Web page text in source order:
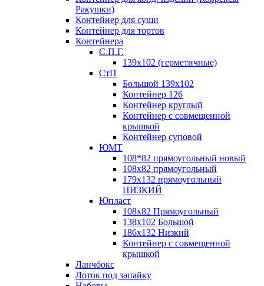
Ракушки)
Контейнер для суши
Контейнер для тортов
Контейнера
С.П.Г.
139х102 (герметичные)
СтП
Большой 139х102
Контейнер 126
Контейнер круглый
Контейнер с совмещенной
крышкой
Контейнер суповой
ЮМТ
108*82 прямоугольный новый
108х82 прямоугольный
179х132 прямоугольный
НИЗКИЙ
Юпласт
108х82 Прямоугольный
138х102 Большой
186х132 Низкий
Контейнер с совмещенной
крышкой
Ланчбокс
Лоток под запайку